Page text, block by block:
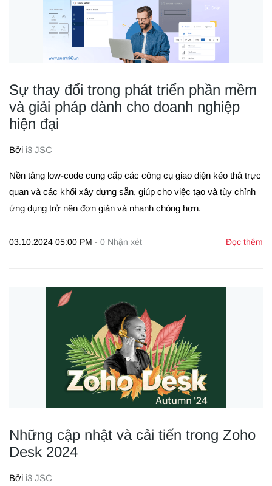
Sự thay đổi trong phát triển phần mềm
và giải pháp dành cho doanh nghiệp
hiện đại
Bởi i3 JSC
Nền tảng low-code cung cấp các công cụ giao diện kéo thả trực
quan và các khối xây dựng sẵn, giúp cho việc tạo và tùy chỉnh
ứng dụng trở nên đơn giản và nhanh chóng hơn.
03.10.2024 05:00 PM - 0 Nhận xét Đọc thêm
Những cập nhật và cải tiến trong Zoho
Desk 2024
Bởi i3 JSC